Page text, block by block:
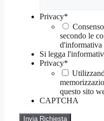
Privacy*
secondo le
d'informativa
Si legga
Privacy*
questo sito
CAPTCHA